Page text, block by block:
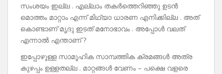
സംശയം ഇല്ല . എല്ലാം തകർത്തെറിഞ്ഞു ഉടൻ
മൊത്തം മാറ്റാം എന്ന് മിഥ്യാ ധാരണ എനിക്കില്ല . അത്
കൊണ്ടാണ് മൃദു ഇടത് മനോഭാവം . അപ്പോൾ വലത്
എന്നാൽ എന്താണ് ?
ഇപ്പോഴുള്ള സാമൂഹിക സാമ്പത്തിക ക്രമങ്ങൾ അത്ര
കുഴപ്പം ഉള്ളതല്ല . മാറ്റങ്ങൾ വേണം – പക്ഷെ വളരെ